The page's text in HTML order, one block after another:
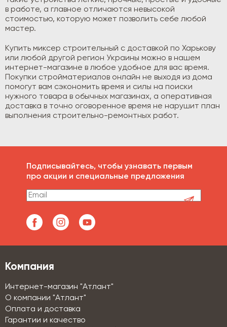
в работе, а главное отличаются невысокой
стоимостью, которую может позволить себе любой
мастер.
Купить миксер строительный с доставкой по Харькову
или любой другой регион Украины можно в нашем
интернет-магазине в любое удобное для вас время.
Покупки стройматериалов онлайн не выходя из дома
помогут вам сэкономить время и силы на поиски
нужного товара в обычных магазинах, а оперативная
доставка в точно оговоренное время не нарушит план
выполнения строительно-ремонтных работ.
Подписывайтесь, чтобы узнавать первым
про акции и специальные предложения
Компания
Интернет-магазин "Атлант"
О компании "Атлант"
Оплата и доставка
Гарантии и качество